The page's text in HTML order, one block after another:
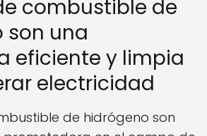
combustible de
son una
eficiente y limpia
electricidad
de hidrógeno son